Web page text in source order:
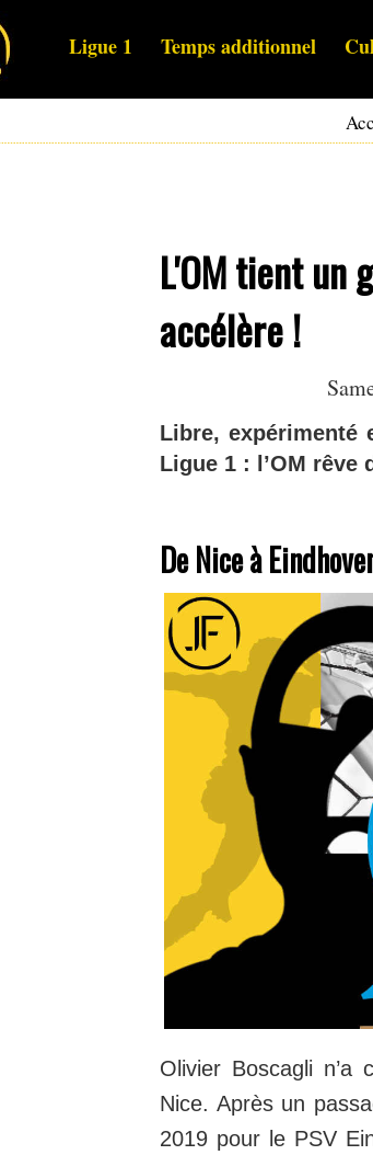
Ligue 1 Temps additionnel
L'OM tient un
accélère !
Libre, expérimenté
Ligue 1 : l’OM rêve
De Nice à
Olivier Boscagli n’a
Nice. Après un
2019 pour le PSV